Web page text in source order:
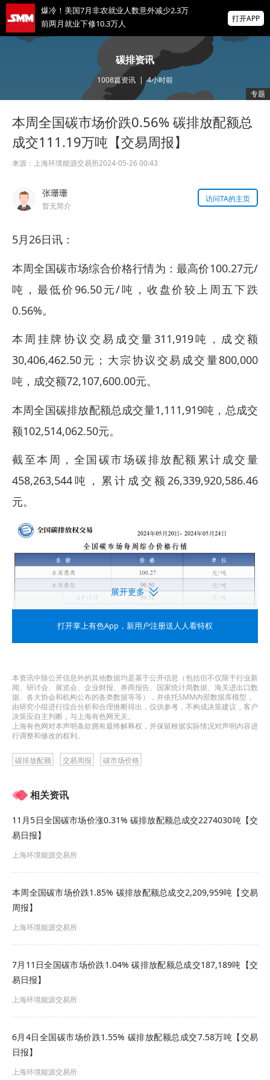
爆冷！美国7月非农就业人数意外减少2.3万
前两月就业下修10.3万人
非农爆冷打击加息预期，美股高开，光通信
概念股普涨，现货黄金突破4350
北京楼市新政：非京籍五环内社保满1年即可
购房 适度提高公积金最高贷款额度
掌上有色
打开APP
碳排资讯
1008篇资讯 |4小时前
专题
本周全国碳市场价跌0.56% 碳排放配额总
成交111.19万吨【交易周报】
来源： 上海环境能源交易所2024-05-26 00:43
张珊珊
暂无简介
访问TA的主页
5月26日讯：
本周全国碳市场综合价格行情为：最高价100.27元/
吨，最低价96.50元/吨，收盘价较上周五下跌
0.56%。
本周挂牌协议交易成交量311,919吨，成交额
30,406,462.50元；大宗协议交易成交量800,000
吨，成交额72,107,600.00元。
本周全国碳排放配额总成交量1,111,919吨，总成交
额102,514,062.50元。
截至本周，全国碳市场碳排放配额累计成交量
458,263,544吨，累计成交额26,339,920,586.46
元。
声明
信息由上海环境能源交易所股份有限公司（以下简
称“交易机构”）进行发布和监督。
除生态环境部公开的全国碳排放权交易信息外，未
经交易机构同意，其他任何机构和个人不得擅自发
交情况等公开信息，如需转载需注明出处。擅自发
布、转载未注明出处或转载非交易机构发布的全国
碳排放权交易信息的机构或个人，交易机构有权依
法追究其法律责任。
展开更多
打开掌上有色App ，新用户注册送人人看特权
本资讯中除公开信息外的其他数据均是基于公开信息（包括但不仅限于行业新
闻、研讨会、展览会、企业财报、券商报告、国家统计局数据、海关进出口数
据、各大协会和机构公布的各类数据等等），并依托SMM内部数据库模型，
由研究小组进行综合分析和合理推断得出，仅供参考，不构成决策建议，客户
决策应自主判断，与上海有色网无关。
上海有色网对本声明条款拥有最终解释权，并保留根据实际情况对声明内容进
行调整和修改的权利。
碳排放配额 交易周报 碳市场价格
相关资讯
11月5日全国碳市场价涨0.31% 碳排放配额总成交2274030吨【交
易日报】
上海环境能源交易所
本周全国碳市场价跌1.85% 碳排放配额总成交2,209,959吨【交易
周报】
上海环境能源交易所
7月11日全国碳市场价跌1.04% 碳排放配额总成交187,189吨【交
易日报】
上海环境能源交易所
6月4日全国碳市场价跌1.55% 碳排放配额总成交7.58万吨【交易
日报】
上海环境能源交易所